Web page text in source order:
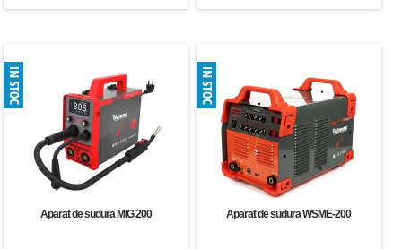
Aparat de sudura MIG 200 Aparat de sudura WSME-200